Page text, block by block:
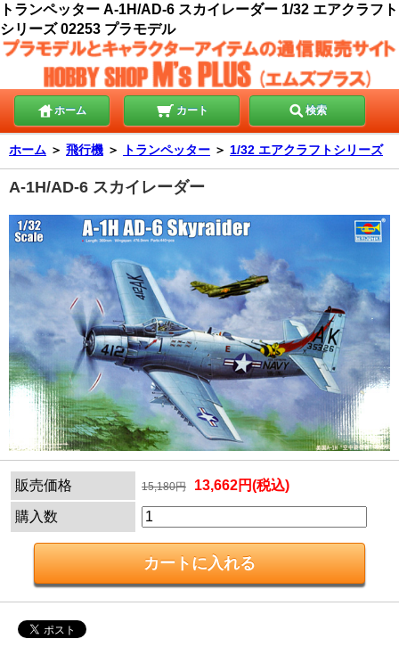
トランペッター A-1H/AD-6 スカイレーダー 1/32 エアクラフト
シリーズ 02253 プラモデル
ホーム カート 検索
ホーム ＞ 飛行機 ＞ トランペッター ＞ 1/32 エアクラフトシリーズ
A-1H/AD-6 スカイレーダー
販売価格 15,180円 13,662円(税込)
購入数